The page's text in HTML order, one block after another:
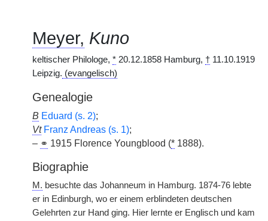
Meyer, Kuno
keltischer Philologe, * 20.12.1858 Hamburg, † 11.10.1919
Leipzig. (evangelisch)
Genealogie
B Eduard (s. 2);
Vt Franz Andreas (s. 1);
– ⚭ 1915 Florence Youngblood (* 1888).
Biographie
M. besuchte das Johanneum in Hamburg. 1874-76 lebte
er in Edinburgh, wo er einem erblindeten deutschen
Gelehrten zur Hand ging. Hier lernte er Englisch und kam